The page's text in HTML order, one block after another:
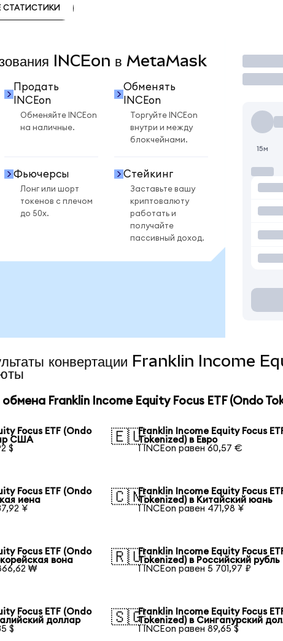
СТАТИСТИКИ
INCEon в MetaMask
Продать
INCEon
Обменяйте INCEon
на наличные.
Обменять
INCEon
Торгуйте INCEon
внутри и между
блокчейнами.
Фьючерсы
Лонг или шорт
токенов с плечом
до 50x.
Стейкинг
Заставьте вашу
криптовалюту
работать и
получайте
пассивный доход.
15м
конвертации Franklin
Franklin Income Equity Focus ETF (Ondo
Focus ETF (Ondo
США
$
🇪🇺Franklin Income Equity Focus
Tokenized) в Евро
1 INCEon равен 60,57 €
Focus ETF (Ondo
иена
¥
🇨🇳Franklin Income Equity Focus
Tokenized) в Китайский юань
1 INCEon равен 471,98 ¥
Focus ETF (Ondo
вона
₩
🇷🇺Franklin Income Equity Focus
Tokenized) в Российский рубль
1 INCEon равен 5 701,97 ₽
Focus ETF (Ondo
доллар
$
🇸🇬Franklin Income Equity Focus
Tokenized) в Сингапурский
1 INCEon равен 89,65 $